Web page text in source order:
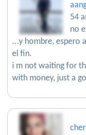
54
no
...y hombre, espero
el fin.
i m not waiting for
with money, just a